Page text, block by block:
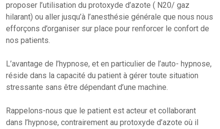
proposer l’utilisation du protoxyde d’azote ( N20/ gaz
hilarant) ou aller jusqu’à l’anesthésie générale que nous nous
efforçons d’organiser sur place pour renforcer le confort de
nos patients.
L’avantage de l’hypnose, et en particulier de l’auto- hypnose,
réside dans la capacité du patient à gérer toute situation
stressante sans être dépendant d’une machine.
Rappelons-nous que le patient est acteur et collaborant
dans l’hypnose, contrairement au protoxyde d’azote où il